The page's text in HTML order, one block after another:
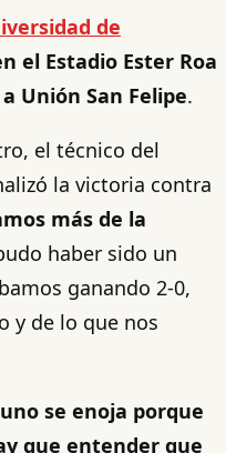
de
el Estadio Ester Roa
Unión San Felipe.
el técnico del
la victoria contra
más de la
haber sido un
ganando 2-0,
y de lo que nos
se enoja porque
que entender que